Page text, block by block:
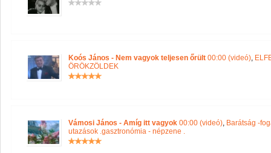
Koós János - Nem vagyok teljesen őrült 00:00 (videó),
ÖRÖKZÖLDEK
Vámosi János - Amíg itt vagyok 00:00 (videó), Barátság -
utazások .gasztronómia - népzene .